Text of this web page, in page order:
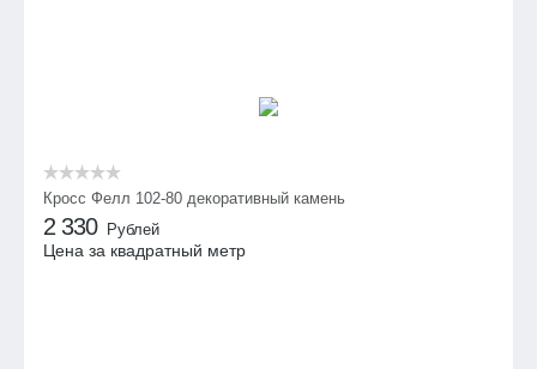
Кросс Фелл 102-80 декоративный камень
2 330 Рублей
Цена за квадратный метр